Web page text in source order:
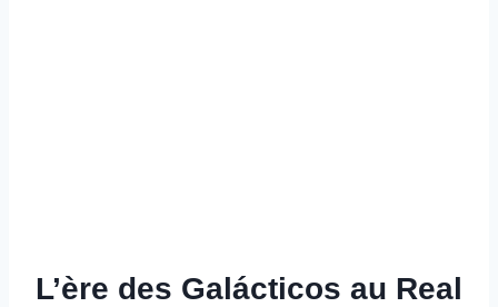
L’ère des Galácticos au Real